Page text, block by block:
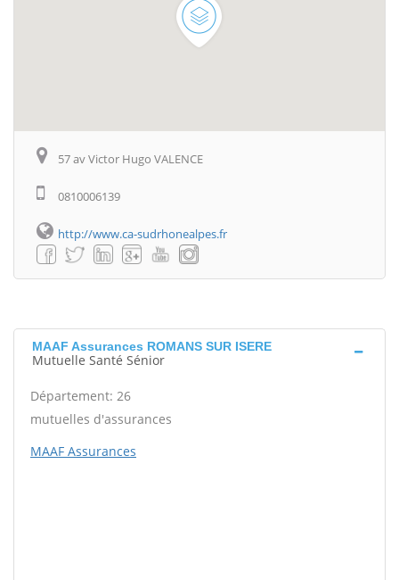
57 av Victor Hugo VALENCE
0810006139
http://www.ca-sudrhonealpes.fr
MAAF Assurances ROMANS SUR ISERE
Mutuelle Santé Sénior
Département: 26
mutuelles d'assurances
MAAF Assurances